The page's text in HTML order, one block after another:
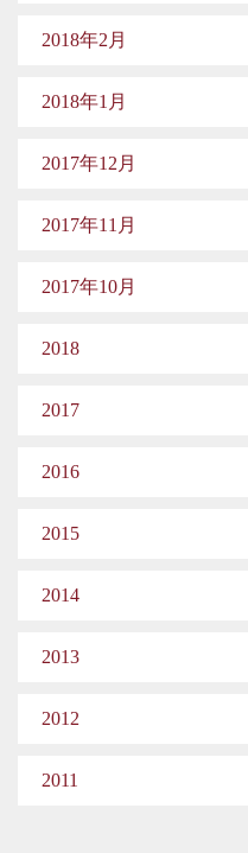
2018年2月
2018年1月
2017年12月
2017年11月
2017年10月
2018
2017
2016
2015
2014
2013
2012
2011